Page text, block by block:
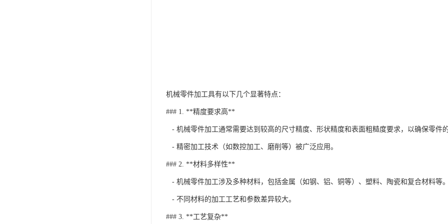
机械零件加工具有以下几个显著特点：
### 1. **精度要求高**
- 机械零件加工通常需要达到较高的尺寸精度、形状精度和表面粗糙度要求，以确保零件
- 精密加工技术（如数控加工、磨削等）被广泛应用。
### 2. **材料多样性**
- 机械零件加工涉及多种材料，包括金属（如钢、铝、铜等）、塑料、陶瓷和复合材料等。
- 不同材料的加工工艺和参数差异较大。
### 3. **工艺复杂**